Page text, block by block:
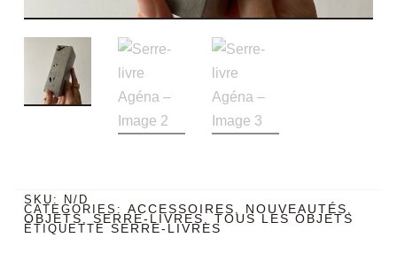
SKU: N/D
CATEGORIES: ACCESSOIRES , NOUVEAUTÉS ,
OBJETS , SERRE-LIVRES , TOUS LES OBJETS
ÉTIQUETTE SERRE-LIVRES